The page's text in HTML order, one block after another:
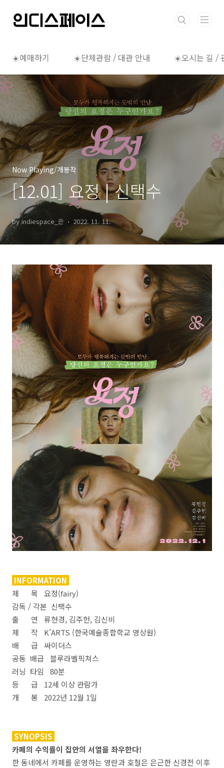
☀️예매하기 ☀️단체관람 / 대관 안내 ☀️오시는 길 /
Now Playing/개봉작
[12.01] 요정 | 신택수
by indiespace_은 2022. 11. 11.
INFORMATION
제 목 요정(fairy)
감독 / 각본 신택수
출 연 류현경, 김주헌, 김신비
제 작 K’ARTS (한국예술종합학교 영상원)
배 급 싸이더스
공동 배급 블루라벨픽쳐스
러닝 타임 80분
등 급 12세 이상 관람가
개 봉 2022년 12월 1일
SYNOPSIS
카페의 수익률이 집안의 서열을 좌우한다!
한 동네에서 카페를 운영하는 영란과 호철은 은근한 신경전 이후